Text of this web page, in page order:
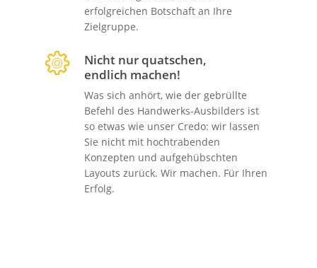
erfolgreichen Botschaft an Ihre
Zielgruppe.
Nicht nur quatschen,
endlich machen!
Was sich anhört, wie der gebrüllte
Befehl des Handwerks-Ausbilders ist
so etwas wie unser Credo: wir lassen
Sie nicht mit hochtrabenden
Konzepten und aufgehübschten
Layouts zurück. Wir machen. Für Ihren
Erfolg.